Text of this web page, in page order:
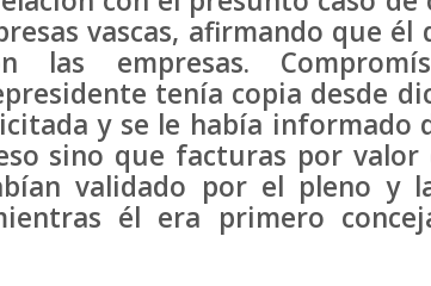
vascas, afirmando que él
las empresas.
tenía copia desde
y se le había informado
sino que facturas por valor
validado por el pleno y
él era primero